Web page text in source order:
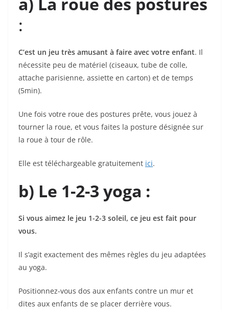
:
C’est un jeu très amusant à faire avec votre enfant. Il
nécessite peu de matériel (ciseaux, tube de colle,
attache parisienne, assiette en carton) et de temps
(5min).
Une fois votre roue des postures prête, vous jouez à
tourner la roue, et vous faites la posture désignée sur
la roue à tour de rôle.
Elle est téléchargeable gratuitement ici.
b) Le 1-2-3 yoga :
Si vous aimez le jeu 1-2-3 soleil, ce jeu est fait pour
vous.
Il s’agit exactement des mêmes règles du jeu adaptées
au yoga.
Positionnez-vous dos aux enfants contre un mur et
dites aux enfants de se placer derrière vous.